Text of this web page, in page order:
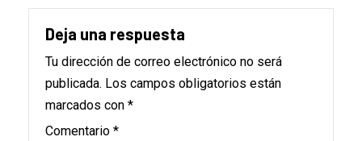
Deja una respuesta
Tu dirección de correo electrónico no será
publicada. Los campos obligatorios están
marcados con *
Comentario *